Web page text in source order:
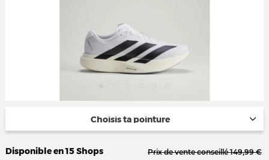
Choisis ta pointure
Disponible en 15 Shops Prix de vente conseillé 149,99 €